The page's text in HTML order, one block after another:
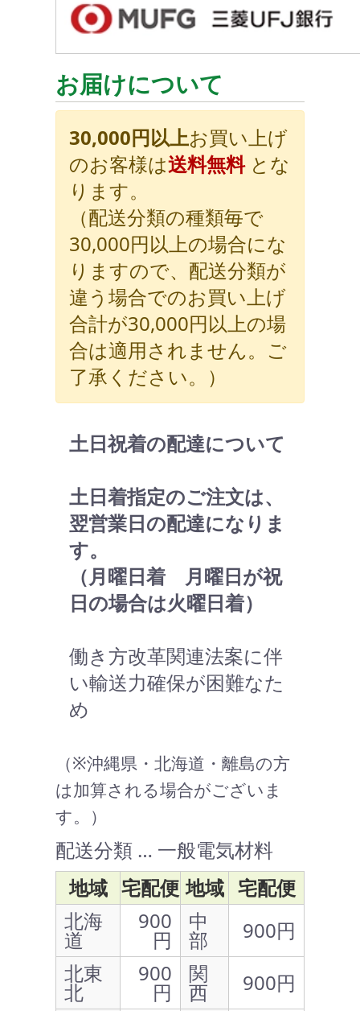
お届けについて
30,000円以上お買い上げ
のお客様は送料無料とな
ります。
（配送分類の種類毎で
30,000円以上の場合にな
りますので、配送分類が
違う場合でのお買い上げ
合計が30,000円以上の場
合は適用されません。ご
了承ください。）
土日祝着の配達について
土日着指定のご注文は、
翌営業日の配達になりま
す。
（月曜日着 月曜日が祝
日の場合は火曜日着）
働き方改革関連法案に伴
い輸送力確保が困難なた
め
（※沖縄県・北海道・離島の方
は加算される場合がございま
す。）
配送分類 … 一般電気材料
地域 宅配便 地域 宅配便
北海
道
900
円
中
部
900円
北東
北
900
円
関
西 900円